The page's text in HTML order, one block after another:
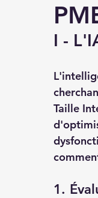
I -
Taille
1.